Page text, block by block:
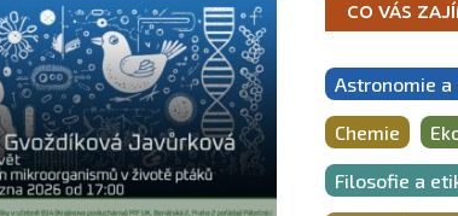
CO VÁS
Astronomie
Chemie
Filosofie a